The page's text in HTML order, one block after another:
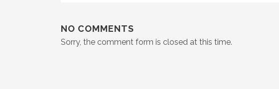
NO COMMENTS
Sorry, the comment form is closed at this time.